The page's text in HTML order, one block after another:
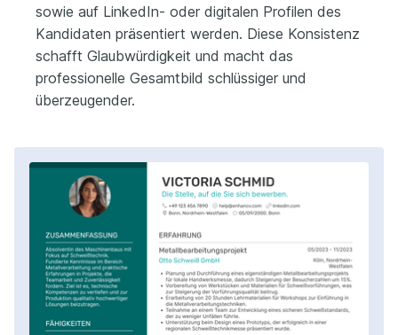
sowie auf LinkedIn- oder digitalen Profilen des
Kandidaten präsentiert werden. Diese Konsistenz
schafft Glaubwürdigkeit und macht das
professionelle Gesamtbild schlüssiger und
überzeugender.